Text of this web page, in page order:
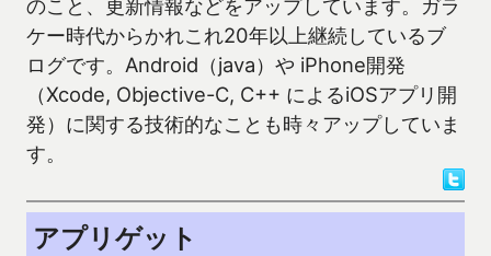
のこと、更新情報などをアップしています。ガラ
ケー時代からかれこれ20年以上継続しているブ
ログです。Android（java）や iPhone開発
（Xcode, Objective-C, C++ によるiOSアプリ開
発）に関する技術的なことも時々アップしていま
す。
アプリゲット